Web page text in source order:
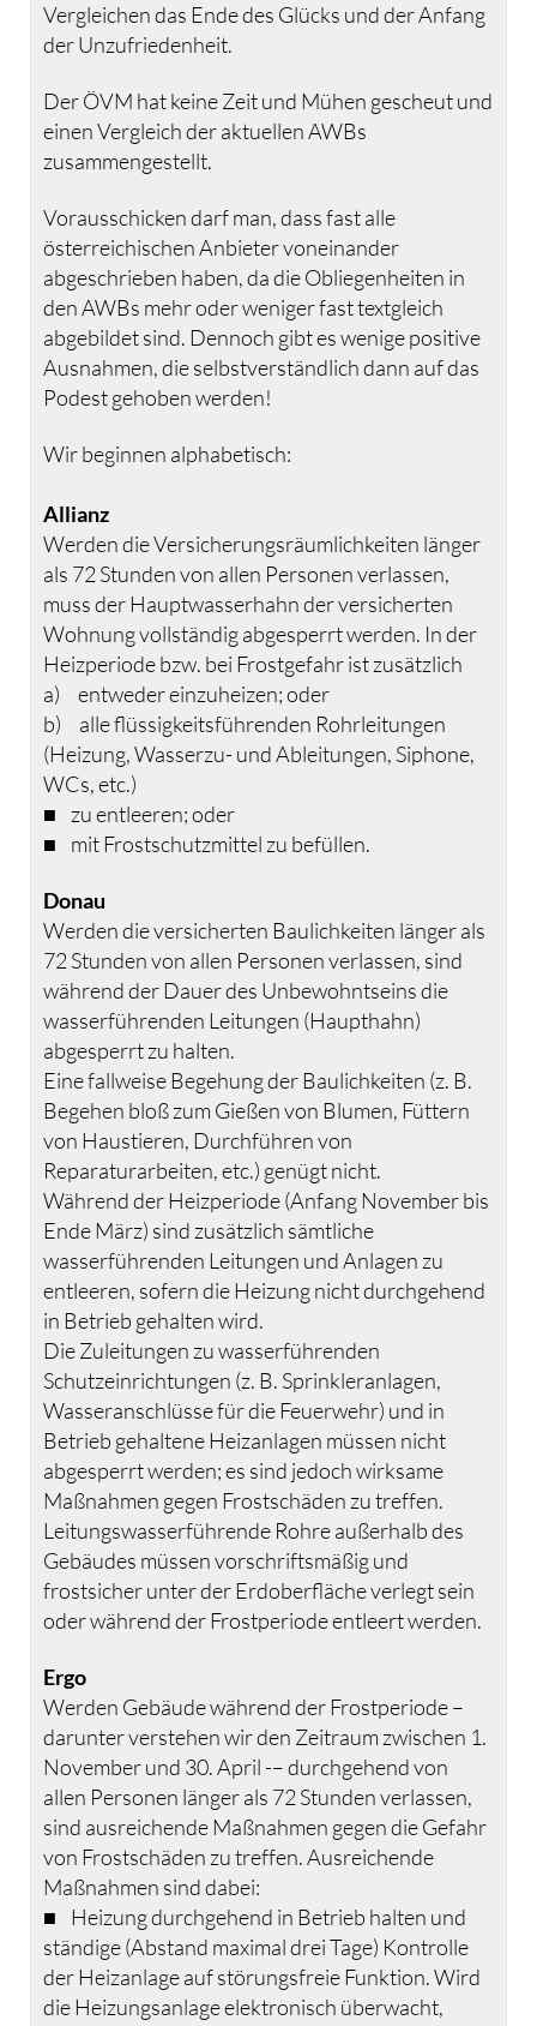
Vergleichen das Ende des Glücks und der Anfang
der Unzufriedenheit.
Der ÖVM hat keine Zeit und Mühen gescheut und
einen Vergleich der aktuellen AWBs
zusammengestellt.
Vorausschicken darf man, dass fast alle
österreichischen Anbieter voneinander
abgeschrieben haben, da die Obliegenheiten in
den AWBs mehr oder weniger fast textgleich
abgebildet sind. Dennoch gibt es wenige positive
Ausnahmen, die selbstverständlich dann auf das
Podest gehoben werden!
Wir beginnen alphabetisch:
Allianz
Werden die Versicherungsräumlichkeiten länger
als 72 Stunden von allen Personen verlassen,
muss der Hauptwasserhahn der versicherten
Wohnung vollständig abgesperrt werden. In der
Heizperiode bzw. bei Frostgefahr ist zusätzlich
a) entweder einzuheizen; oder
b) alle flüssigkeitsführenden Rohrleitungen
(Heizung, Wasserzu- und Ableitungen, Siphone,
WCs, etc.)
■ zu entleeren; oder
■ mit Frostschutzmittel zu befüllen.
Donau
Werden die versicherten Baulichkeiten länger als
72 Stunden von allen Personen verlassen, sind
während der Dauer des Unbewohntseins die
wasserführenden Leitungen (Haupthahn)
abgesperrt zu halten.
Eine fallweise Begehung der Baulichkeiten (z. B.
Begehen bloß zum Gießen von Blumen, Füttern
von Haustieren, Durchführen von
Reparaturarbeiten, etc.) genügt nicht.
Während der Heizperiode (Anfang November bis
Ende März) sind zusätzlich sämtliche
wasserführenden Leitungen und Anlagen zu
entleeren, sofern die Heizung nicht durchgehend
in Betrieb gehalten wird.
Die Zuleitungen zu wasserführenden
Schutzeinrichtungen (z. B. Sprinkleranlagen,
Wasseranschlüsse für die Feuerwehr) und in
Betrieb gehaltene Heizanlagen müssen nicht
abgesperrt werden; es sind jedoch wirksame
Maßnahmen gegen Frostschäden zu treffen.
Leitungswasserführende Rohre außerhalb des
Gebäudes müssen vorschriftsmäßig und
frostsicher unter der Erdoberfläche verlegt sein
oder während der Frostperiode entleert werden.
Ergo
Werden Gebäude während der Frostperiode –
darunter verstehen wir den Zeitraum zwischen 1.
November und 30. April -– durchgehend von
allen Personen länger als 72 Stunden verlassen,
sind ausreichende Maßnahmen gegen die Gefahr
von Frostschäden zu treffen. Ausreichende
Maßnahmen sind dabei:
■ Heizung durchgehend in Betrieb halten und
ständige (Abstand maximal drei Tage) Kontrolle
der Heizanlage auf störungsfreie Funktion. Wird
die Heizungsanlage elektronisch überwacht,